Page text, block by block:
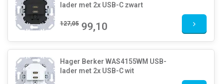
lader met 2x USB-C zwart
127,05 99,10
Hager Berker WAS4155WM USB-
lader met 2x USB-C wit